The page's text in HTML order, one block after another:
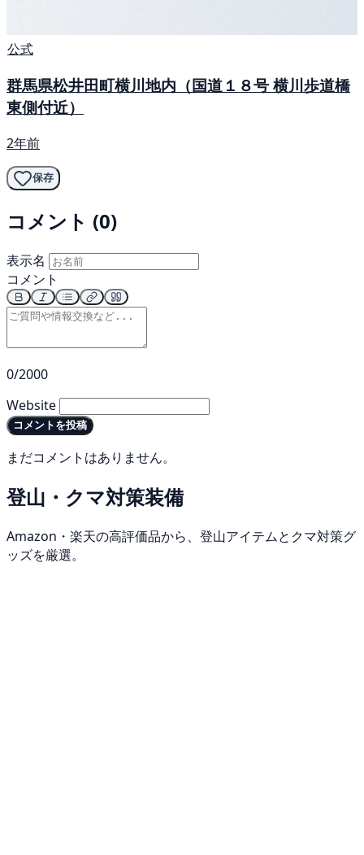
公式
群馬県松井田町横川地内（国道１８号 横川歩道橋
東側付近）
2年前
保存
コメント (0)
表示名
コメント
0/2000
Website
コメントを投稿
まだコメントはありません。
登山・クマ対策装備
Amazon・楽天の高評価品から、登山アイテムとクマ対策グ
ッズを厳選。